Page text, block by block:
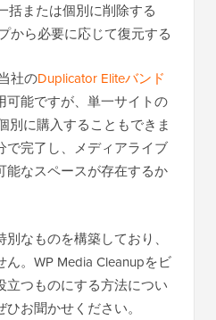
括または個別に削除する
から必要に応じて復元する
社のDuplicator Eliteバンド
可能ですが、単一サイトの
別に購入することもできま
で完了し、メディアライブ
能なスペースが存在するか
なものを構築しており、
。WP Media Cleanupをビ
立つものにする方法につい
お聞かせください。